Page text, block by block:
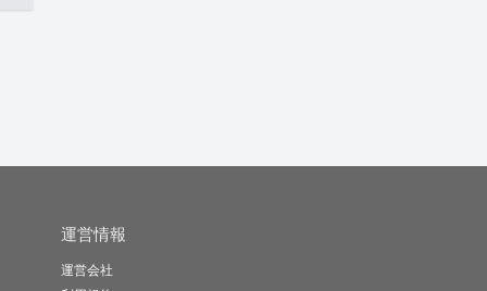
運営情報
運営会社